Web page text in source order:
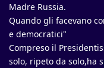
Madre Russia.
Quando gli facevano
e democratici"
Compreso il
solo, ripeto da solo,ha